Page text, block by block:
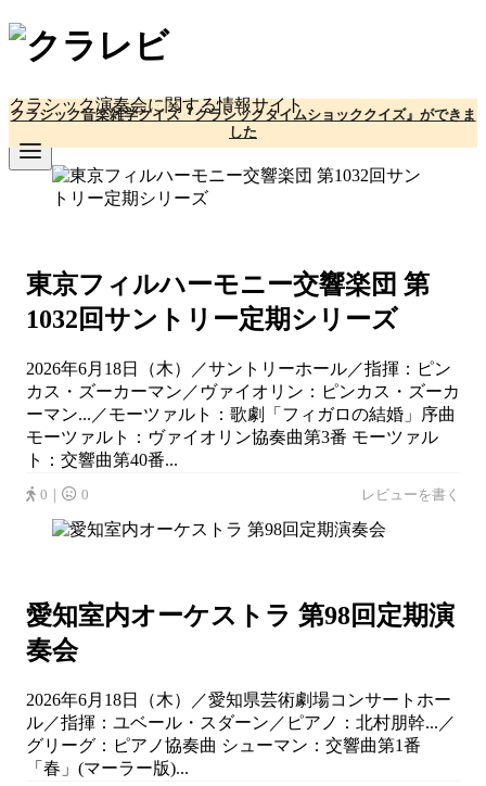
コ
ン
ツ
へ
移
クラシック演奏会に関する情報サイト
クラシック音楽雑学クイズ『クラシックタイムショッククイズ』ができま
した
東京フィルハーモニー交響楽団 第
1032回サントリー定期シリーズ
2026年6月18日（木）／サントリーホール／指揮：ピン
カス・ズーカーマン／ヴァイオリン：ピンカス・ズーカ
ーマン...／モーツァルト：歌劇「フィガロの結婚」序曲
モーツァルト：ヴァイオリン協奏曲第3番 モーツァル
ト：交響曲第40番...
0｜ 0 レビューを書く
愛知室内オーケストラ 第98回定期演
奏会
2026年6月18日（木）／愛知県芸術劇場コンサートホー
ル／指揮：ユベール・スダーン／ピアノ：北村朋幹...／
グリーグ：ピアノ協奏曲 シューマン：交響曲第1番
「春」(マーラー版)...